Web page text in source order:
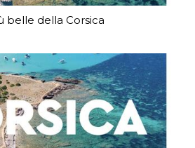
belle della Corsica